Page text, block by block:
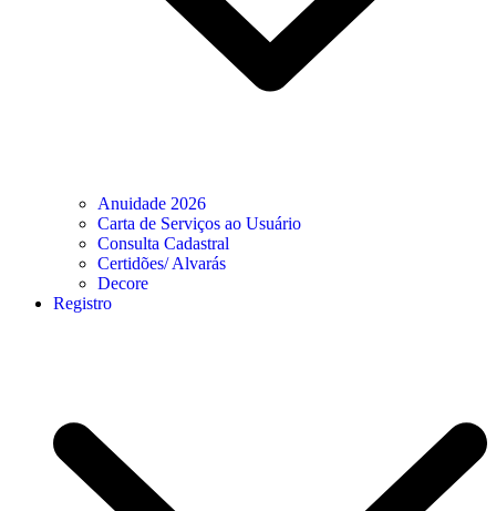
Anuidade 2026
Carta de Serviços ao Usuário
Consulta Cadastral
Certidões/ Alvarás
Decore
Registro